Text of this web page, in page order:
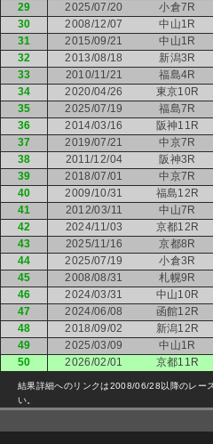
29
2025/07/20 小倉7R
30
2008/12/07 中山1R
31
2015/09/21 中山1R
32
2013/08/18 新潟3R
33
2010/11/21 福島4R
34
2020/04/26 東京10R
35
2025/07/19 福島7R
36
2014/03/16 阪神11R
37
2019/07/21 中京7R
38
2011/12/04 阪神3R
39
2018/07/01 中京7R
40
2009/10/31 福島12R
41
2012/03/11 中山7R
42
2024/11/03 京都12R
43
2025/11/16 京都8R
44
2025/07/19 小倉3R
45
2008/08/31 札幌9R
46
2024/03/31 中山10R
47
2024/06/08 函館12R
48
2018/09/02 新潟12R
49
2025/03/09 中山1R
50
2026/02/01 京都11R
結果詳細へのリンクは2008/06/28以降のレー
い。